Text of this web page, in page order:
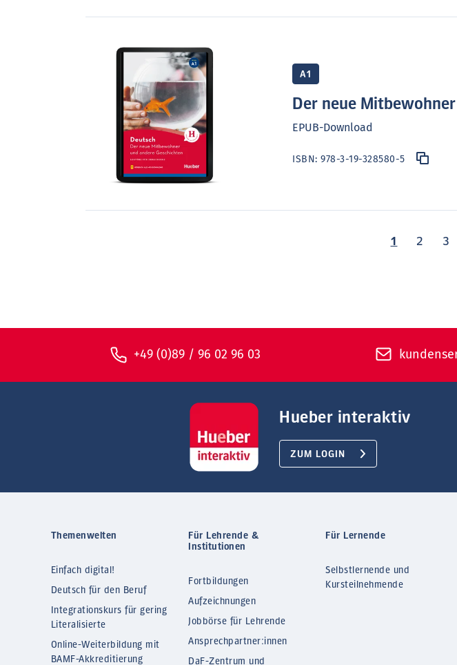
A1
Der neue
EPUB-Download
ISBN:978-3-19-328580-5
1 2 3
+49 (0)89 / 96 02 96 03
Hueber interaktiv
ZUM LOGIN
Themenwelten
Einfach digital!
Deutsch für den Beruf
Integrationskurs für gering
Literalisierte
Online-Weiterbildung mit
BAMF-Akkreditierung
Für Lehrende &
Institutionen
Fortbildungen
Aufzeichnungen
Jobbörse für Lehrende
Ansprechpartner:innen
DaF-Zentrum und
Für Lernende
Selbstlernende und
Kursteilnehmende